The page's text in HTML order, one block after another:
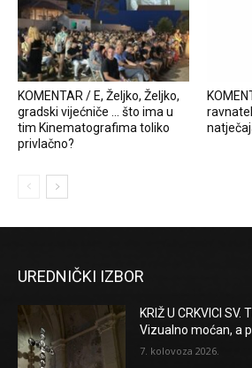
KOMENTAR / E, Željko, Željko,
gradski vijećniče … što ima u
tim Kinematografima toliko
privlačno?
UREDNIČKI IZBOR
KRIŽ U CRKVICI SV.
Vizualno moćan, a
7. kolovoza 2026.